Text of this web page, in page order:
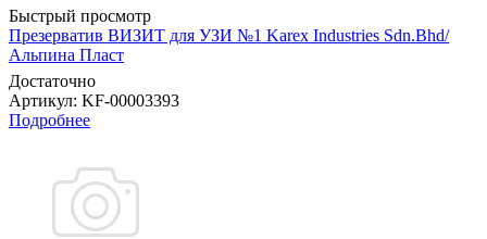
Быстрый просмотр
Презерватив ВИЗИТ для УЗИ №1 Karex Industries Sdn.Bhd/
Альпина Пласт
Достаточно
Артикул: KF-00003393
Подробнее